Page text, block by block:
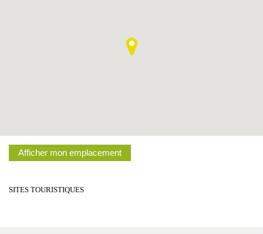
Afficher mon emplacement
SITES TOURISTIQUES